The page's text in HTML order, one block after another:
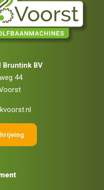
Bruntink BV
44